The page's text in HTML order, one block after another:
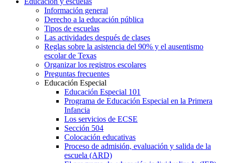
Información general
Derecho a la educación pública
Tipos de escuelas
Las actividades después de clases
Reglas sobre la asistencia del 90% y el ausentismo
escolar de Texas
Organizar los registros escolares
Preguntas frecuentes
Educación Especial
Educación Especial 101
Programa de Educación Especial en la Primera
Infancia
Los servicios de ECSE
Sección 504
Colocación educativas
Proceso de admisión, evaluación y salida de la
escuela (ARD)